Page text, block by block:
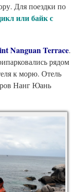
Для поездки по
или байк с
Nanguan Terrace.
рядом
к морю. Отель
Нанг Юань